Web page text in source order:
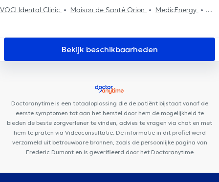
VOCLIdental Clinic
Maison de Santé Orion
MedicEnergy
Centre dentaire Opal
Institut du poids de Namur
Anima Corpus
Kiné Sport Namur
L'Arche de Noé, maison de
VOCLIdental TEMPLOUX
Cabinet médical Dr Fastré & Lesur
Cabinet de médecine générale du Dr Ph Tassart
Bekijk beschikbaarheden
Doctoranytime is een totaaloplossing die de patiënt bijstaat vanaf de
eerste symptomen tot aan het herstel door hem de mogelijkheid te
bieden de beste zorgverlener te vinden, advies te vragen via chat en met
hem te praten via Videoconsultatie. De informatie in dit profiel werd
verzameld uit betrouwbare bronnen, zoals de persoonlijke pagina van
Frederic Dumont en is geverifieerd door het Doctoranytime